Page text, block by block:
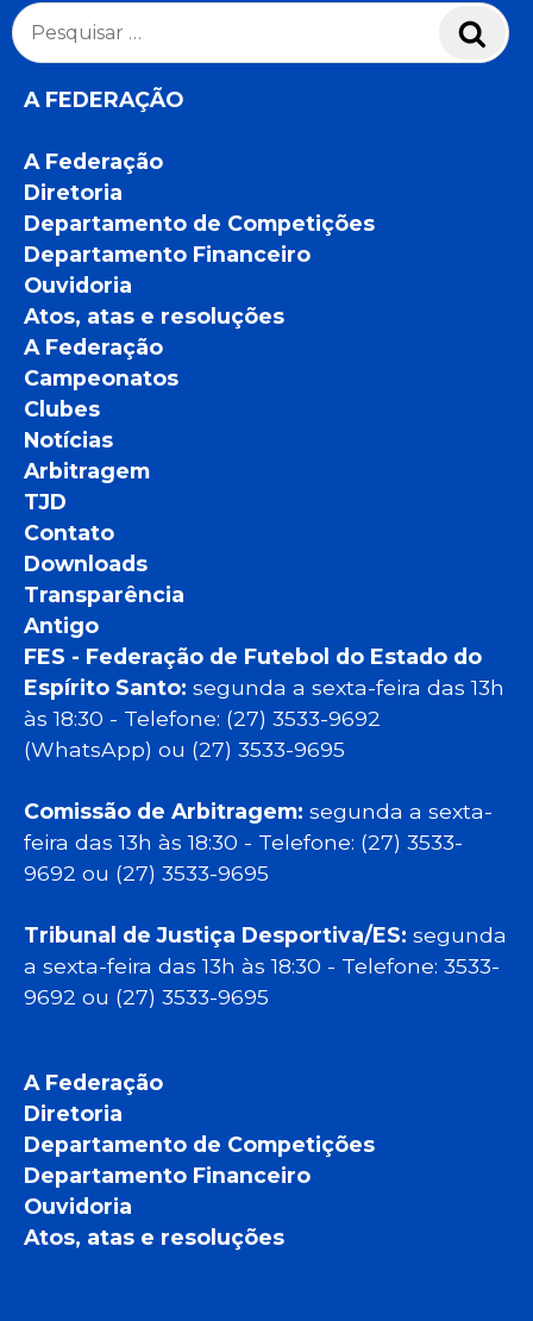
Pesquisar
por:
A FEDERAÇÃO
A Federação
Diretoria
Departamento de Competições
Departamento Financeiro
Ouvidoria
Atos, atas e resoluções
A Federação
Campeonatos
Clubes
Notícias
Arbitragem
TJD
Contato
Downloads
Transparência
Antigo
FES - Federação de Futebol do Estado do
Espírito Santo: segunda a sexta-feira das 13h
às 18:30 - Telefone: (27) 3533-9692
(WhatsApp) ou (27) 3533-9695
Comissão de Arbitragem: segunda a sexta-
feira das 13h às 18:30 - Telefone: (27) 3533-
9692 ou (27) 3533-9695
Tribunal de Justiça Desportiva/ES: segunda
a sexta-feira das 13h às 18:30 - Telefone: 3533-
9692 ou (27) 3533-9695
A Federação
Diretoria
Departamento de Competições
Departamento Financeiro
Ouvidoria
Atos, atas e resoluções